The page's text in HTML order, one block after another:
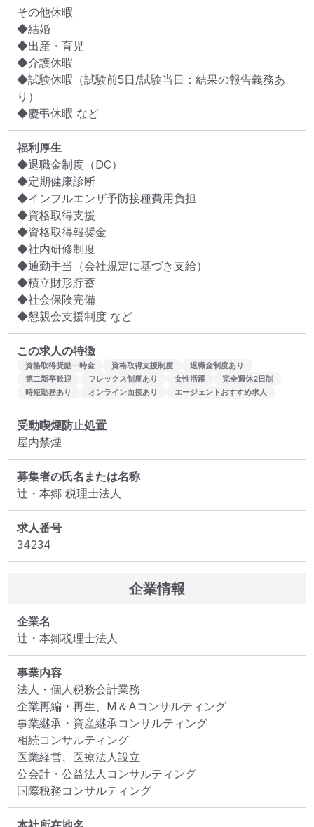
その他休暇
◆結婚
◆出産・育児
◆介護休暇
◆試験休暇（試験前5日/試験当日：結果の報告義務あ
り）
◆慶弔休暇 など
福利厚生
◆退職金制度（DC）
◆定期健康診断
◆インフルエンザ予防接種費用負担
◆資格取得支援
◆資格取得報奨金
◆社内研修制度
◆通勤手当（会社規定に基づき支給）
◆積立財形貯蓄
◆社会保険完備
◆懇親会支援制度 など
この求人の特徴
資格取得奨励一時金 資格取得支援制度
退職金制度あり
第二新卒歓迎
フレックス制度あり 女性活躍
完全週休2日制
時短勤務あり
オンライン面接あり エージェントおすすめ求人
受動喫煙防止処置
屋内禁煙
募集者の氏名または名称
辻・本郷 税理士法人
求人番号
34234
企業情報
企業名
辻・本郷税理士法人
事業内容
法人・個人税務会計業務
企業再編・再生、M＆Aコンサルティング
事業継承・資産継承コンサルティング
相続コンサルティング
医業経営、医療法人設立
公会計・公益法人コンサルティング
国際税務コンサルティング